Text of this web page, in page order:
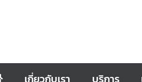
เกี่ยวกับเรา บริการ